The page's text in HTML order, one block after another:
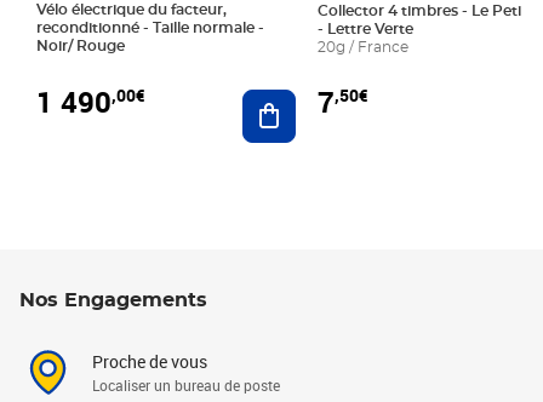
Vélo électrique du facteur,
reconditionné - Taille normale -
Noir/ Rouge
1 490,00€ Ajouter au panier
Collector 4 timbres - Le Petit
- Lettre Verte
20g / France
7,50€
Nos Engagements
Proche de vous
Localiser un bureau de poste